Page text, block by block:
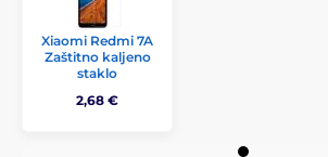
Xiaomi Redmi 7A
Zaštitno kaljeno
staklo
2,68 €